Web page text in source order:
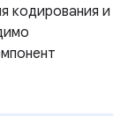
кодирования и